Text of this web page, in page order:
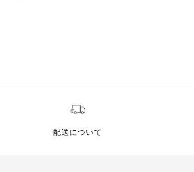
配送について